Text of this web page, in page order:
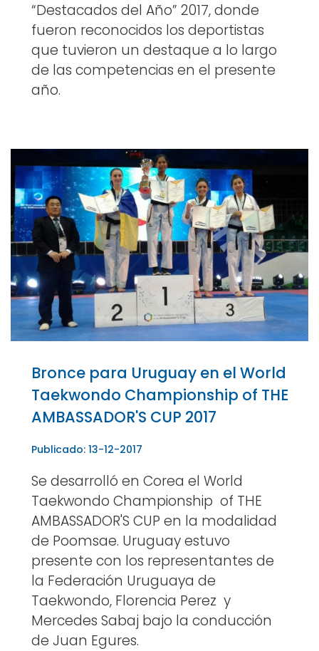
“Destacados del Año” 2017, donde
fueron reconocidos los deportistas
que tuvieron un destaque a lo largo
de las competencias en el presente
año.
Bronce para Uruguay en el World
Taekwondo Championship of THE
AMBASSADOR'S CUP 2017
Publicado: 13-12-2017
Se desarrolló en Corea el World
Taekwondo Championship of THE
AMBASSADOR'S CUP en la modalidad
de Poomsae. Uruguay estuvo
presente con los representantes de
la Federación Uruguaya de
Taekwondo, Florencia Perez y
Mercedes Sabaj bajo la conducción
de Juan Egures.